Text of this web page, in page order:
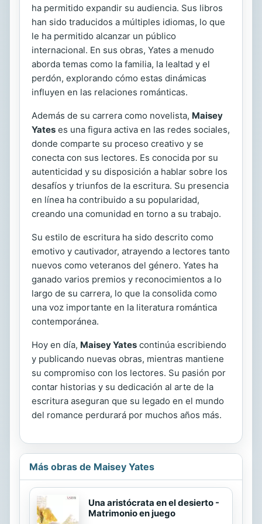
ha permitido expandir su audiencia. Sus libros
han sido traducidos a múltiples idiomas, lo que
le ha permitido alcanzar un público
internacional. En sus obras, Yates a menudo
aborda temas como la familia, la lealtad y el
perdón, explorando cómo estas dinámicas
influyen en las relaciones románticas.
Además de su carrera como novelista, Maisey
Yates es una figura activa en las redes sociales,
donde comparte su proceso creativo y se
conecta con sus lectores. Es conocida por su
autenticidad y su disposición a hablar sobre los
desafíos y triunfos de la escritura. Su presencia
en línea ha contribuido a su popularidad,
creando una comunidad en torno a su trabajo.
Su estilo de escritura ha sido descrito como
emotivo y cautivador, atrayendo a lectores tanto
nuevos como veteranos del género. Yates ha
ganado varios premios y reconocimientos a lo
largo de su carrera, lo que la consolida como
una voz importante en la literatura romántica
contemporánea.
Hoy en día, Maisey Yates continúa escribiendo
y publicando nuevas obras, mientras mantiene
su compromiso con los lectores. Su pasión por
contar historias y su dedicación al arte de la
escritura aseguran que su legado en el mundo
del romance perdurará por muchos años más.
Más obras de Maisey Yates
Una aristócrata en el desierto -
Matrimonio en juego